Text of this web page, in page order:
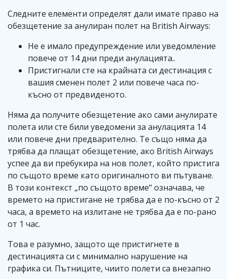
Следните елементи определят дали имате право на
обезщетение за анулиран полет на British Airways:
Не е имало предупреждение или уведомление
повече от 14 дни преди анулацията..
Пристигнали сте на крайната си дестинация с
вашия сменен полет 2 или повече часа по-
късно от предвиденото.
Няма да получите обезщетение ако сами анулирате
полета или сте били уведомени за анулацията 14
или повече дни предварително. Те също няма да
трябва да плащат обезщетение, ако British Airways
успее да ви пребукира на нов полет, който пристига
по същото време като оригиналното ви пътуване.
В този контекст „по същото време“ означава, че
времето на пристигане не трябва да е по-късно от 2
часа, а времето на излитане не трябва да е по-рано
от 1 час.
Това е разумно, защото ще пристигнете в
дестинацията си с минимално нарушение на
графика си. Пътниците, чиито полети са внезапно